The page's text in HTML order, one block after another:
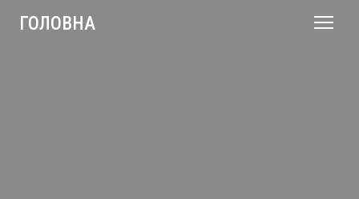
ГОЛОВНА